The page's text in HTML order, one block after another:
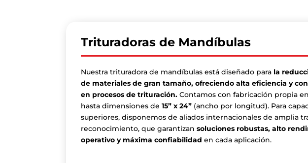
Trituradoras de Mandíbulas
Nuestra trituradora de mandíbulas está diseñado para la
de materiales de gran tamaño, ofreciendo alta eficiencia y
en procesos de trituración. Contamos con fabricación propia
hasta dimensiones de15” x 24” (ancho por longitud). Para
superiores, disponemos de aliados internacionales de amplia
reconocimiento, que garantizansoluciones robustas, alto
operativo y máxima confiabilidad en cada aplicación.